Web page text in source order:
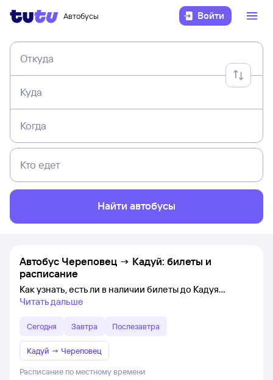
Автобусы Войти
Откуда
Куда
Когда
Кто едет
Найти автобусы
Автобус Череповец → Кадуй: билеты и
расписание
Как узнать, есть ли в наличии билеты до Кадуя
Читать дальше
Сегодня Завтра Послезавтра
Кадуй → Череповец
Расписание по местному времени